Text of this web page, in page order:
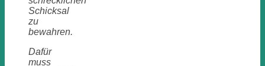
Schicksal
zu
bewahren.
Dafür
muss